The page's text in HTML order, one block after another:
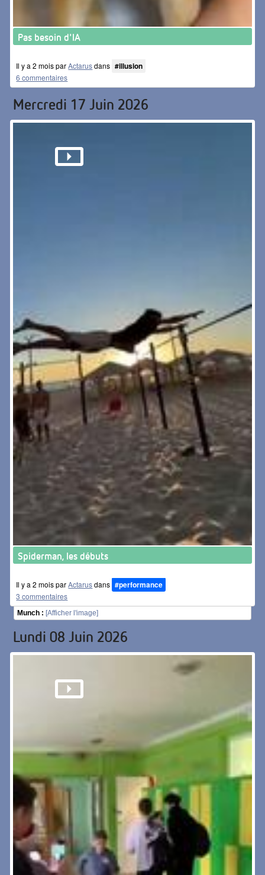
Pas besoin d'IA
Il y a 2 mois parActarusdans #illusion
6 commentaires
Mercredi 17 Juin 2026
Spiderman, les débuts
Il y a 2 mois parActarusdans #performance
3 commentaires
Munch : [Afficher l'image]
Lundi 08 Juin 2026